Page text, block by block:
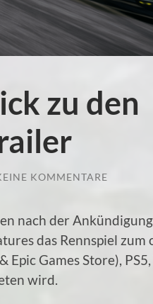
zu den
KOMMENTARE
nach der
das Rennspiel
Epic Games Store),
wird.